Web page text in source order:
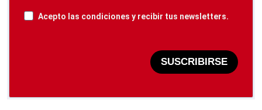
Acepto las condiciones y recibir tus newsletters.
SUSCRIBIRSE